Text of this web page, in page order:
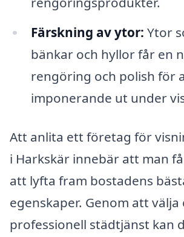
Färskning av ytor: Ytor
bänkar och hyllor får en
rengöring och polish för
imponerande ut under
Att anlita ett företag för
i Harkskär innebär att man
att lyfta fram bostadens
egenskaper. Genom att välja
professionell städtjänst kan